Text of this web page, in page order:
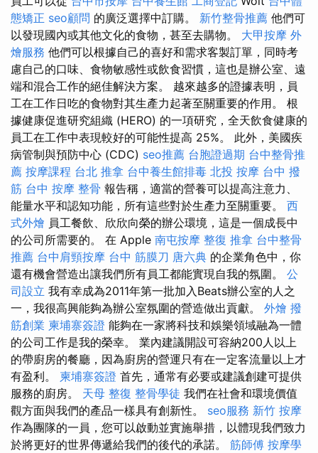
態矯正 seo顧問 的廣泛選擇中訂購。 新竹整骨推薦 他們可
以發現國內或其他文化的食物，甚至去購物。 大甲按摩 外
燴服務 他們可以根據自己的喜好和需求客製訂單，同時考
慮自己的口味、食物敏感性或飲食習慣，這也是辦公室、遠
端和混合工作的絕佳解決方案。 越來越多的證據表明，員
工在工作日吃的食物對其生產力起著至關重要的作用。 根
據健康促進研究組織 (HERO) 的一項研究，全天飲食健康的
員工在工作中表現較好的可能性提高 25%。 此外，美國疾
病管制與預防中心 (CDC) seo推薦 台胞證過期 台中整骨推
薦 按摩課程 台北 推拿 台中養生館排毒 北投 按摩 台中 撥
筋 台中 按摩 整骨 報告稱，適當的營養可以提高注意力、
能量水平和認知功能，所有這些對於生產力至關重要。 西
式外燴 員工餐飲、欣欣向榮的辦公環境，這是一個成長中
的公司所需要的。 在 Apple 南屯按摩 整復 推拿 台中整骨
推薦 台中肩頸按摩 台中 筋膜刀 唐六典 的企業角色中，你
還有機會營造出讓我們所有員工都能實現自我的氛圍。 公
司設立 我有幸成為2011年第一批加入Beats辦公室的人之
一，我很高興能夠為辦公室氛圍的營造做出貢獻。 外燴 撥
筋創業 柬埔寨簽證 能夠在一家將科技和娛樂領域融為一體
的公司工作是我的榮幸。 業內建議開設可容納200人以上
的帶廚房的餐廳，因為廚房的營運只有在一定客流量以上才
有盈利。 柬埔寨簽證 首先，通常有必要或建議創建可提供
服務的廚房。 天母 整復 整骨學徒 我們在社會和環境價值
觀方面與我們的產品一樣具有創新性。 seo服務 新竹 按摩
作為團隊的一員，您可以啟動並實施舉措，以體現我們致力
於將更好的世界傳遞給我們的後代的承諾。 筋師傅 按摩學